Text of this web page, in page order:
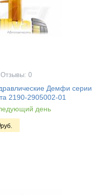
Отзывы: 0
Демфи серии
2190-2905002-01
день
руб.